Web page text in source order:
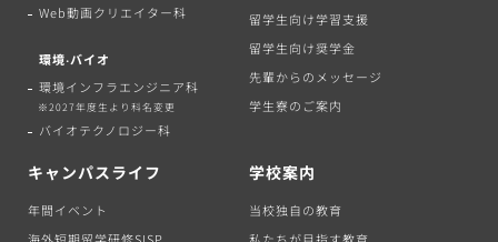
Web動画クリエイター科
環境‧バイオ
環境インフラエンジニア科
※2027年度生より科名変更
バイオテクノロジー科
留学生向け学習支援
留学生向け奨学金
先輩からのメッセージ
学生寮のご案内
キャンパスライフ
年間イベント
海外短期留学研修SISP
学校案内
当校独自の教育
私たちが目指す教育